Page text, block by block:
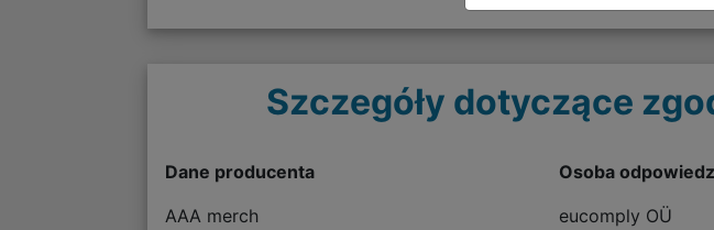
Szczegóły dotyczące
Dane producenta
AAA merch
Osoba
eucomply OÜ